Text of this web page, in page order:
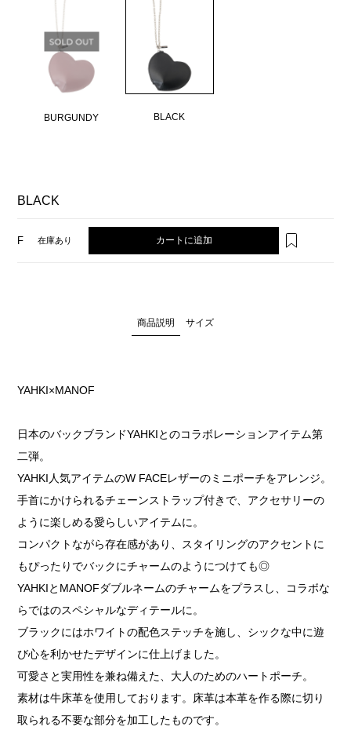
BURGUNDY BLACK
BLACK
F 在庫あり カートに追加
商品説明 サイズ
YAHKI×MANOF
日本のバックブランドYAHKIとのコラボレーションアイテム第
二弾。
YAHKI人気アイテムのW FACEレザーのミニポーチをアレンジ。
手首にかけられるチェーンストラップ付きで、アクセサリーの
ように楽しめる愛らしいアイテムに。
コンパクトながら存在感があり、スタイリングのアクセントに
もぴったりでバックにチャームのようにつけても◎
YAHKIとMANOFダブルネームのチャームをプラスし、コラボな
らではのスペシャルなディテールに。
ブラックにはホワイトの配色ステッチを施し、シックな中に遊
び心を利かせたデザインに仕上げました。
可愛さと実用性を兼ね備えた、大人のためのハートポーチ。
素材は牛床革を使用しております。床革は本革を作る際に切り
取られる不要な部分を加工したものです。